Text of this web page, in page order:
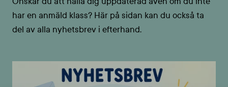
har en anmäld klass? Här på sidan kan du också ta
del av alla nyhetsbrev i efterhand.